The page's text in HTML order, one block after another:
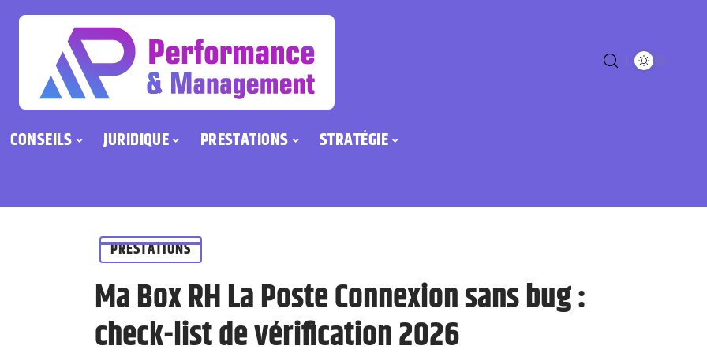
CONSEILS JURIDIQUE PRESTATIONS STRATÉGIE
PRESTATIONS
Ma Box RH La Poste Connexion sans bug :
check-list de vérification 2026